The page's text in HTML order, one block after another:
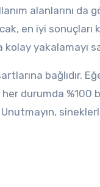
alanlarını da
en iyi sonuçları
yakalamayı
bağlıdır.
durumda %100